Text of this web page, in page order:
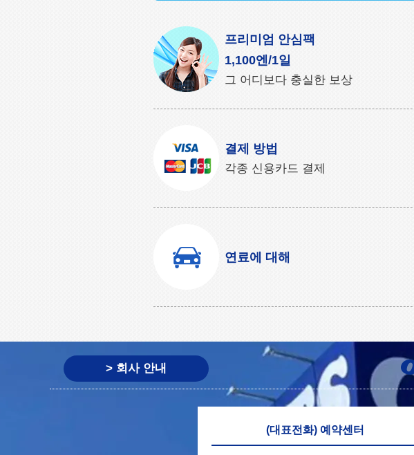
프리미엄 안심팩
1,100엔/1일
그 어디보다 충실한 보상
결제 방법
각종 신용카드 결제
연료에 대해
> 회사 안내
(대표전화) 예약센터